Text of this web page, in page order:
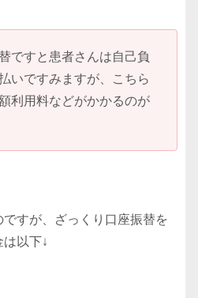
ですと患者さんは自己負
いですみますが、こちら
利用料などがかかるのが
すが、ざっくり口座振替を
以下↓